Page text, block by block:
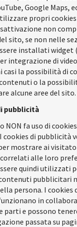
Google Maps,
propri
non
sito, se non nelle
installati widget
integrazione di
casi la possibilità di
o la
alcune aree del sito.
pubblicità
NON fa uso di
cookies di pubblicità
mostrare ai
alle loro
quindi utilizzati
pubblicitari
persona. I cookies
in
parti e possono
passata su